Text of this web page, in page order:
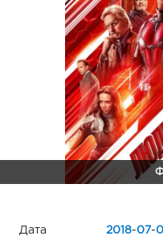
Дата
2018-07-